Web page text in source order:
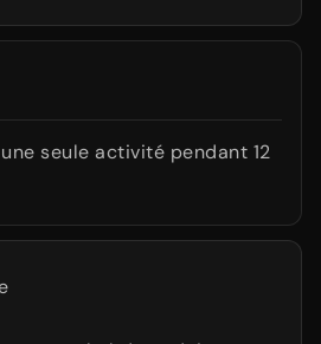
seule activité pendant 12